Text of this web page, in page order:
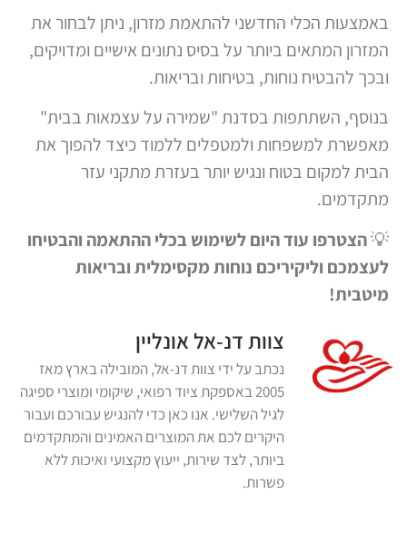
באמצעות הכלי החדשני להתאמת מזרון, ניתן לבחור את
המזרון המתאים ביותר על בסיס נתונים אישיים ומדויקים,
ובכך להבטיח נוחות, בטיחות ובריאות.
בנוסף, השתתפות בסדנת "שמירה על עצמאות בבית"
מאפשרת למשפחות ולמטפלים ללמוד כיצד להפוך את
הבית למקום בטוח ונגיש יותר בעזרת מתקני עזר
מתקדמים.
💡הצטרפו עוד היום לשימוש בכלי ההתאמה והבטיחו
לעצמכם וליקיריכם נוחות מקסימלית ובריאות
מיטבית!
צוות דנ-אל אונליין
נכתב על ידי צוות דנ-אל, המובילה בארץ מאז
2005 באספקת ציוד רפואי, שיקומי ומוצרי ספיגה
לגיל השלישי. אנו כאן כדי להנגיש עבורכם ועבור
היקרים לכם את המוצרים האמינים והמתקדמים
ביותר, לצד שירות, ייעוץ מקצועי ואיכות ללא
פשרות.